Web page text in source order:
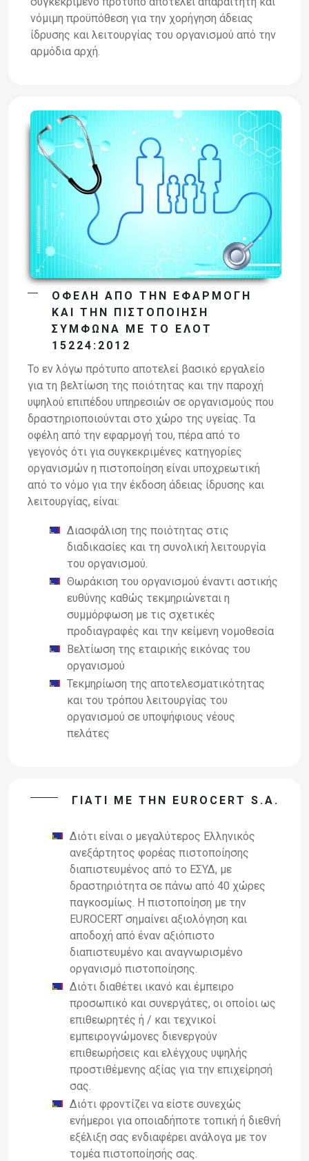
νόμιμη προϋπόθεση για την χορήγηση άδειας
ίδρυσης και λειτουργίας του οργανισμού από την
αρμόδια αρχή.
ΟΦΕΛΗ ΑΠΟ ΤΗΝ ΕΦΑΡΜΟΓΗ
ΚΑΙ ΤΗΝ ΠΙΣΤΟΠΟΙΗΣΗ
ΣΥΜΦΩΝΑ ΜΕ ΤΟ ΕΛΟΤ
15224:2012
Το εν λόγω πρότυπο αποτελεί βασικό εργαλείο
για τη βελτίωση της ποιότητας και την παροχή
υψηλού επιπέδου υπηρεσιών σε οργανισμούς που
δραστηριοποιούνται στο χώρο της υγείας. Τα
οφέλη από την εφαρμογή του, πέρα από το
γεγονός ότι για συγκεκριμένες κατηγορίες
οργανισμών η πιστοποίηση είναι υποχρεωτική
από το νόμο για την έκδοση άδειας ίδρυσης και
λειτουργίας, είναι:
Διασφάλιση της ποιότητας στις
διαδικασίες και τη συνολική λειτουργία
του οργανισμού.
Θωράκιση του οργανισμού έναντι αστικής
ευθύνης καθώς τεκμηριώνεται η
συμμόρφωση με τις σχετικές
προδιαγραφές και την κείμενη νομοθεσία
Βελτίωση της εταιρικής εικόνας του
οργανισμού
Τεκμηρίωση της αποτελεσματικότητας
και του τρόπου λειτουργίας του
οργανισμού σε υποψήφιους νέους
πελάτες
ΓΙΑΤΙ ΜΕ ΤΗΝ EUROCERT S.A.
Διότι είναι ο μεγαλύτερος Ελληνικός
ανεξάρτητος φορέας πιστοποίησης
διαπιστευμένος από το ΕΣΥΔ, με
δραστηριότητα σε πάνω από 40 χώρες
παγκοσμίως. Η πιστοποίηση με την
EUROCERT σημαίνει αξιολόγηση και
αποδοχή από έναν αξιόπιστο
διαπιστευμένο και αναγνωρισμένο
οργανισμό πιστοποίησης.
Διότι διαθέτει ικανό και έμπειρο
προσωπικό και συνεργάτες, οι οποίοι ως
επιθεωρητές ή / και τεχνικοί
εμπειρογνώμονες διενεργούν
επιθεωρήσεις και ελέγχους υψηλής
προστιθέμενης αξίας για την επιχείρησή
σας.
Διότι φροντίζει να είστε συνεχώς
ενήμεροι για οποιαδήποτε τοπική ή διεθνή
εξέλιξη σας ενδιαφέρει ανάλογα με τον
τομέα πιστοποίησής σας.